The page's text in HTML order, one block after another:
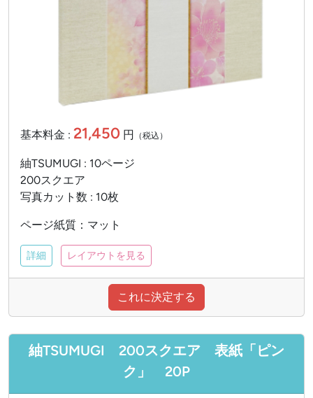
基本料金 : 21,450 円 （税込）
紬TSUMUGI : 10ページ
200スクエア
写真カット数 : 10枚
ページ紙質：マット
詳細 レイアウトを見る
これに決定する
紬TSUMUGI 200スクエア 表紙「ピン
ク」 20P